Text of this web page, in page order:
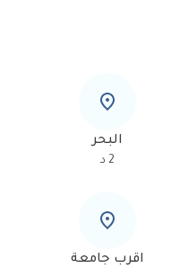
البحر
2 د
اقرب جامعة